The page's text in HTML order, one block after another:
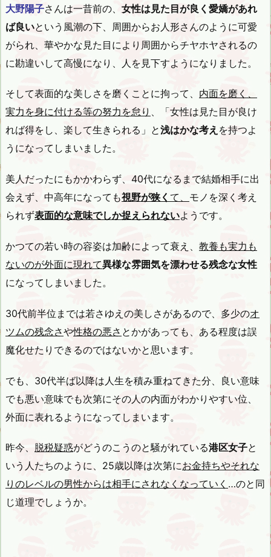
大野陽子さんは一昔前の、 女性は見た目が良く愛嬌があれ
ば良いという風潮の下、周囲からお人形さんのように可愛
がられ、華やかな見た目により周囲からチヤホヤされるの
に勘違いして高慢になり、人を見下すようになりました。
そして表面的な美しさを磨くことに拘って、 内面を磨く、
実力を身に付ける等の努力を怠り 、「女性は見た目が良け
れば得をし、楽して生きられる」と浅はかな考え を持つよ
うになってしまいました。
美人だったにもかかわらず、40代になるまで結婚相手に出
会えず、中高年になっても視野が狭く て、 モノを深く考え
られず表面的な意味でしか捉えられないようです。
かつての若い時の容姿は加齢によって衰え、 教養も実力も
ないのが外面に現れて異様な雰囲気を漂わせる残念な女性
になってしまいました。
30代前半位までは若さゆえの美しさがあるので、多少のオ
ツムの残念さや性格の悪さ とかがあっても、ある程度は誤
魔化せたりできるのではないかと思います。
でも、30代半ば以降は人生を積み重ねてきた分、良い意味
でも悪い意味でも次第にその人の内面がわかりやすい位、
外面に表れるようになってしまいます。
昨今、 脱税疑惑がどうのこうのと騒がれている港区女子と
いう人たちのように、25歳以降は次第にお金持ちやそれな
りのレベルの男性からは相手にされなくなっていく …のと同
じ道理でしょうか。